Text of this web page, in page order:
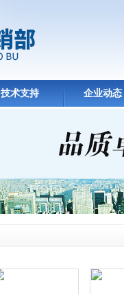
技术支持 企业动态